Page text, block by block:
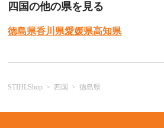
四国の他の県を見る
徳島県香川県愛媛県高知県
STIHLShop 四国 徳島県